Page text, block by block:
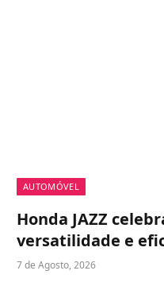
AUTOMÓVEL
Honda JAZZ
versatilidade e
7 de Agosto, 2026